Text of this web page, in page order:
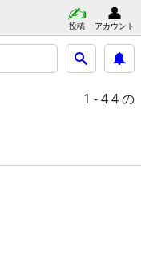
投稿 アカウント
1 - 44 の